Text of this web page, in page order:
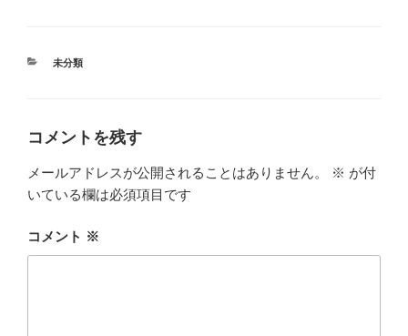
カ
ー
未分類
コメントを残す
メールアドレスが公開されることはありません。 ※ が付
いている欄は必須項目です
コメント ※